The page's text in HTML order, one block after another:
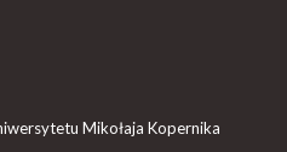
Mikołaja Kopernika